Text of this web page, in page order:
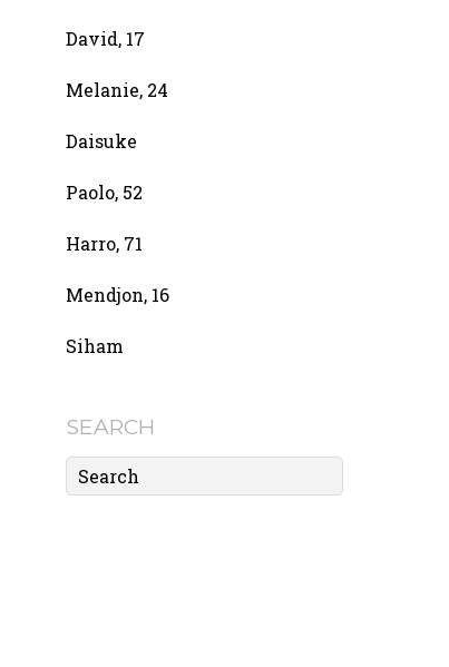
David, 17
Melanie, 24
Daisuke
Paolo, 52
Harro, 71
Mendjon, 16
Siham
SEARCH